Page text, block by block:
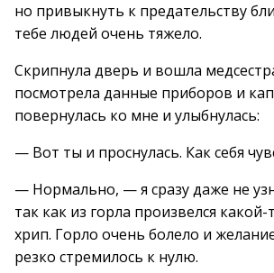
но привыкнуть к предательству
тебе людей очень тяжело.
Скрипнула дверь и вошла
посмотрела данные приборов и
повернулась ко мне и улыбнулась:
— Вот ты и проснулась. Как себя
— Нормально, — я сразу даже не
так как из горла произвелся
хрип. Горло очень болело и
резко стремилось к нулю.